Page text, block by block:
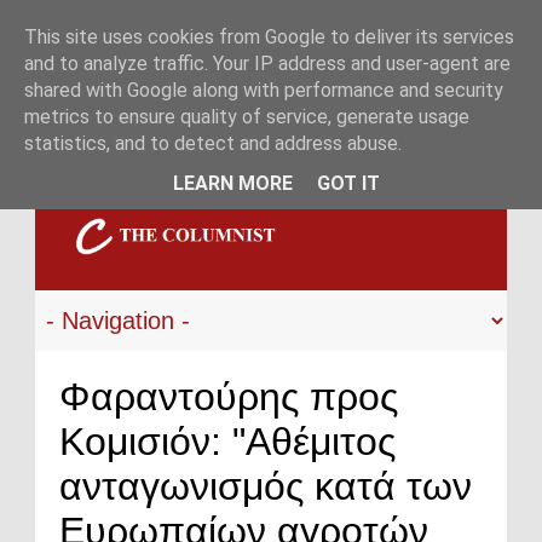
Φαραντούρης προς
Κομισιόν: "Αθέμιτος
ανταγωνισμός κατά των
Ευρωπαίων αγροτών
This site uses cookies from Google to deliver its services
and to analyze traffic. Your IP address and user-agent are
shared with Google along with performance and security
metrics to ensure quality of service, generate usage
statistics, and to detect and address abuse.
LEARN MORE
GOT IT